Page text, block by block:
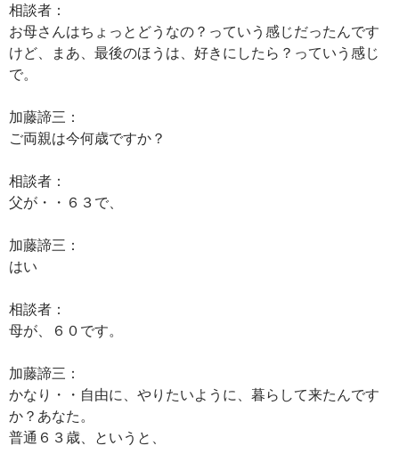
相談者：
お母さんはちょっとどうなの？っていう感じだったんです
けど、まあ、最後のほうは、好きにしたら？っていう感じ
で。
加藤諦三：
ご両親は今何歳ですか？
相談者：
父が・・６３で、
加藤諦三：
はい
相談者：
母が、６０です。
加藤諦三：
かなり・・自由に、やりたいように、暮らして来たんです
か？あなた。
普通６３歳、というと、